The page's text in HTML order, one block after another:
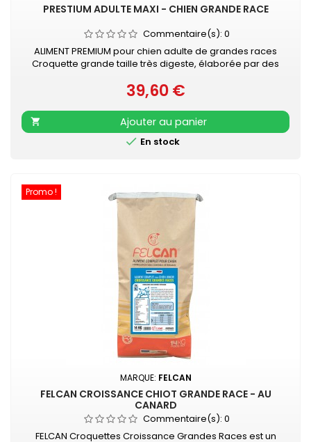
PRESTIUM ADULTE MAXI - CHIEN GRANDE RACE
Commentaire(s): 0
ALIMENT PREMIUM pour chien adulte de grandes races
Croquette grande taille très digeste, élaborée par des
du canard* et du poulet*. *Protéines animales
déshydratées
Prix
39,60 €

Ajouter au panier
 En stock
Promo !
MARQUE: FELCAN
FELCAN CROISSANCE CHIOT GRANDE RACE - AU
CANARD
Commentaire(s): 0
FELCAN Croquettes Croissance Grandes Races est un